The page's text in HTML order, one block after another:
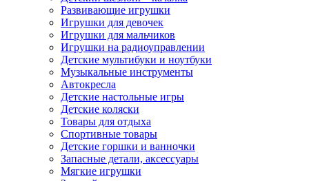
Развивающие игрушки
Игрушки для девочек
Игрушки для мальчиков
Игрушки на радиоуправлении
Детские мультибуки и ноутбуки
Музыкальные инструменты
Автокресла
Детские настольные игры
Детские коляски
Товары для отдыха
Спортивные товары
Детские горшки и ванночки
Запасные детали, аксессуары
Мягкие игрушки